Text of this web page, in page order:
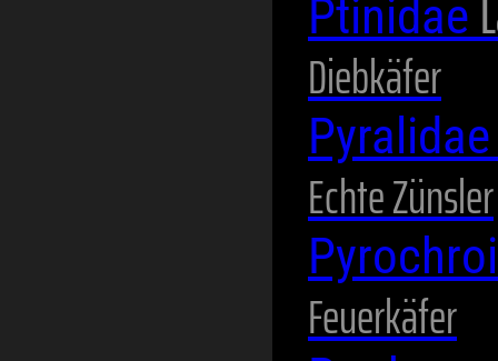
Ptinidae
Diebkäfer
Echte Zünsler
Feuerkäfer